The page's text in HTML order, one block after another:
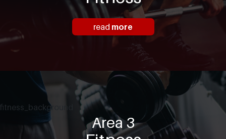
read more
fitness_background
Area 3